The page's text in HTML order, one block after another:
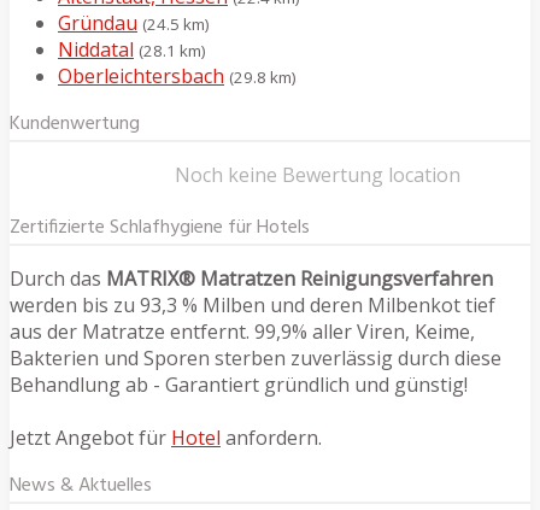
Gründau (24.5 km)
Niddatal (28.1 km)
Oberleichtersbach (29.8 km)
Kundenwertung
Noch keine Bewertung location
Zertifizierte Schlafhygiene für Hotels
Durch das MATRIX® Matratzen Reinigungsverfahren
werden bis zu 93,3 % Milben und deren Milbenkot tief
aus der Matratze entfernt. 99,9% aller Viren, Keime,
Bakterien und Sporen sterben zuverlässig durch diese
Behandlung ab - Garantiert gründlich und günstig!
Jetzt Angebot für Hotel anfordern.
News & Aktuelles